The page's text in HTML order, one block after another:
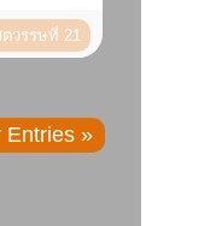
วรรษที่ 21
Entries »